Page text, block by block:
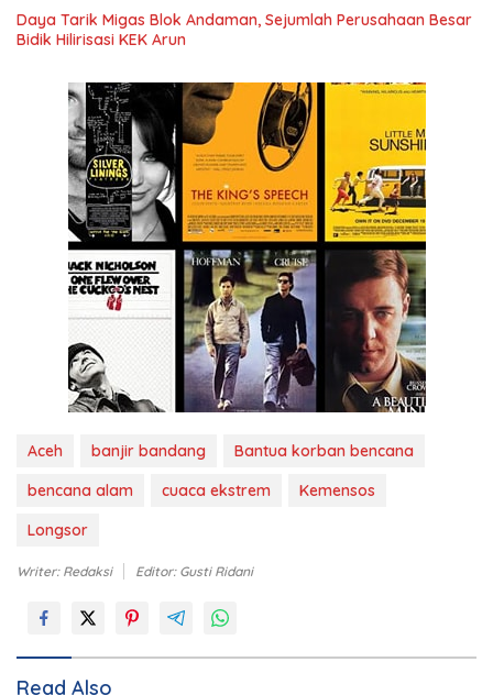
Daya Tarik Migas Blok Andaman, Sejumlah Perusahaan Besar
Bidik Hilirisasi KEK Arun
Aceh banjir bandang
Bantua korban bencana
bencana alam
cuaca ekstrem
Kemensos
Longsor
Writer: Redaksi Editor: Gusti Ridani
Read Also